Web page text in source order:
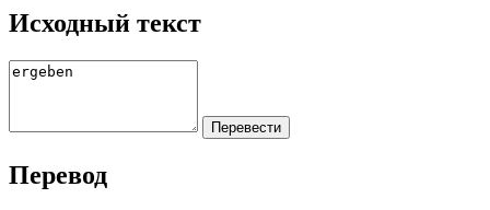
Исходный текст
Перевод